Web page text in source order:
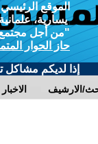
الموقع
يسارية،
"من أجل مجتمع
حاز الحوار
إذا لديكم مشاكل
الاخبار الارشيف